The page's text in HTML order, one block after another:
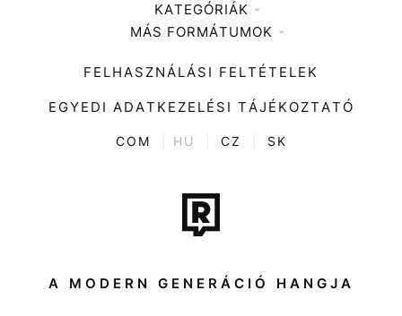
Médiaajánlat
KATEGÓRIÁK
Zene
Divat
Kultúra
ENTR
Tech-Tudomány
Sport
Társadalom
MÁS FORMÁTUMOK
FELHASZNÁLÁSI FELTÉTELEK
EGYEDI ADATKEZELÉSI TÁJÉKOZTATÓ
COM HU CZ SK
A MODERN GENERÁCIÓ HANGJA